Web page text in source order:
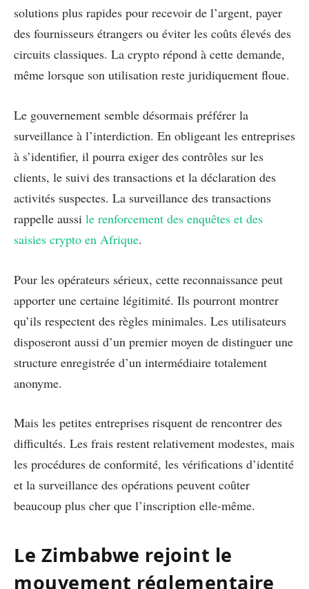
solutions plus rapides pour recevoir de l’argent, payer
des fournisseurs étrangers ou éviter les coûts élevés des
circuits classiques. La crypto répond à cette demande,
même lorsque son utilisation reste juridiquement floue.
Le gouvernement semble désormais préférer la
surveillance à l’interdiction. En obligeant les entreprises
à s’identifier, il pourra exiger des contrôles sur les
clients, le suivi des transactions et la déclaration des
activités suspectes. La surveillance des transactions
rappelle aussi le renforcement des enquêtes et des
saisies crypto en Afrique.
Pour les opérateurs sérieux, cette reconnaissance peut
apporter une certaine légitimité. Ils pourront montrer
qu’ils respectent des règles minimales. Les utilisateurs
disposeront aussi d’un premier moyen de distinguer une
structure enregistrée d’un intermédiaire totalement
anonyme.
Mais les petites entreprises risquent de rencontrer des
difficultés. Les frais restent relativement modestes, mais
les procédures de conformité, les vérifications d’identité
et la surveillance des opérations peuvent coûter
beaucoup plus cher que l’inscription elle-même.
Le Zimbabwe rejoint le
mouvement réglementaire